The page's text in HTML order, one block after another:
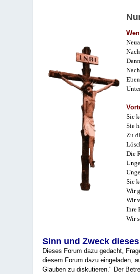
Sie
Sie
Zu
Die
Sie
Wir
Wir
Ihre
Wir
Sinn und Zweck
Dieses Forum dazu gedacht,
diesem Forum dazu eingeladen,
Glauben zu diskutieren." Der